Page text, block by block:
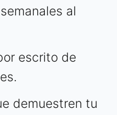
al
escrito de
demuestren tu